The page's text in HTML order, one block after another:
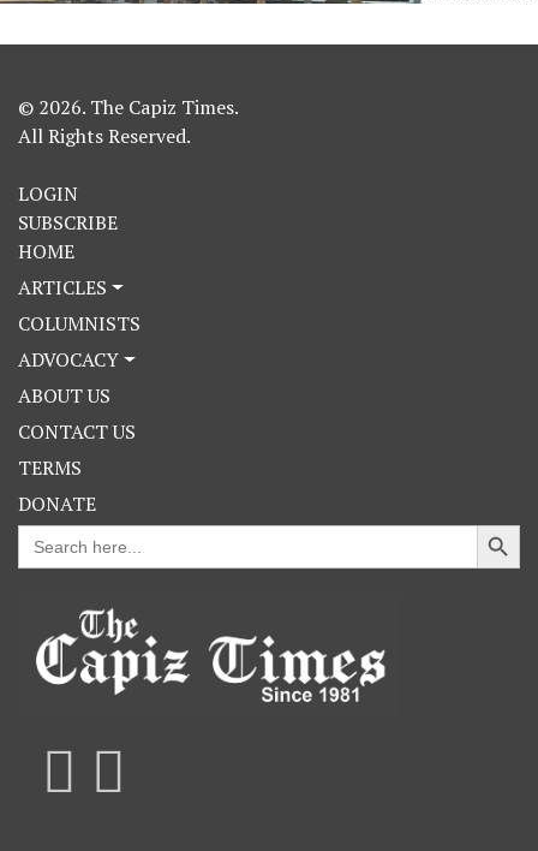
© 2026. The Capiz Times.
All Rights Reserved.
LOGIN
SUBSCRIBE
HOME
ARTICLES
COLUMNISTS
ADVOCACY
ABOUT US
CONTACT US
TERMS
DONATE
Search
for:
Search Button